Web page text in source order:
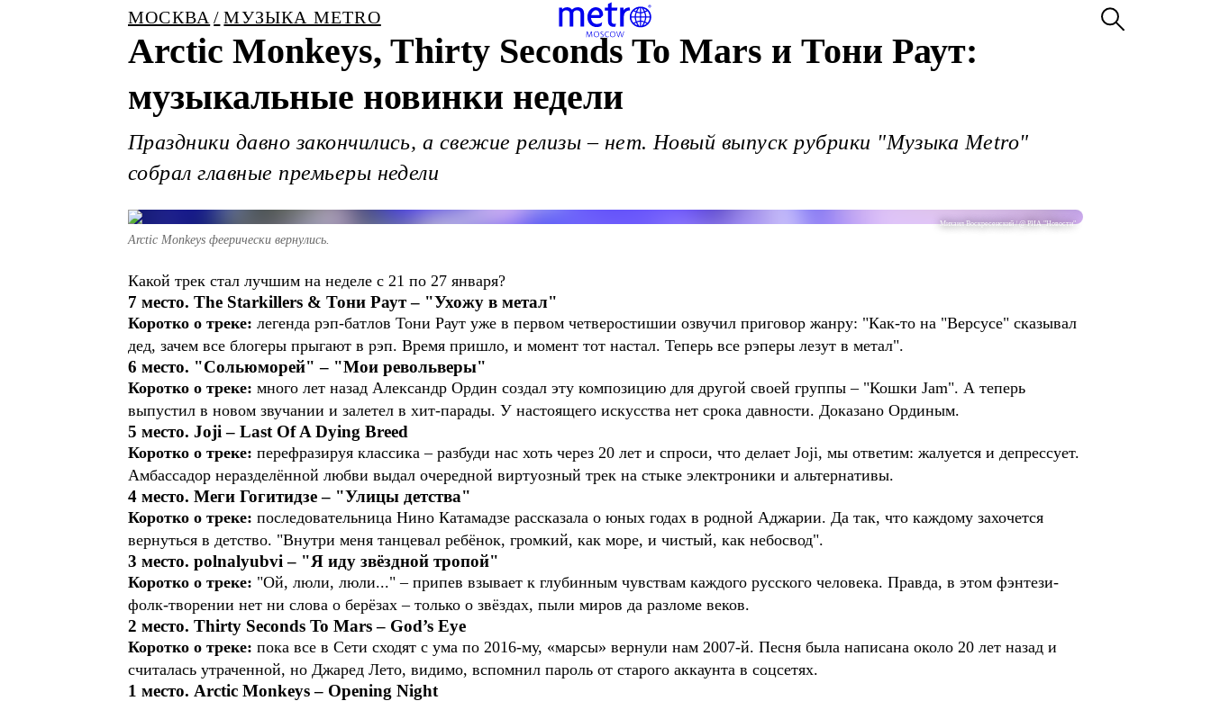
МОСКВА МУЗЫКА METRO
Arctic Monkeys, Thirty Seconds To Mars и Тони Раут:
музыкальные новинки недели
Праздники давно закончились, а свежие релизы – нет. Новый выпуск рубрики "Музыка Metro"
собрал главные премьеры недели
Михаил Воскресенский / @ РИА "Новости"
Arctic Monkeys феерически вернулись.
Какой трек стал лучшим на неделе с 21 по 27 января?
7 место. The Starkillers & Тони Раут – "Ухожу в метал"
Коротко о треке: легенда рэп-батлов Тони Раут уже в первом четверостишии озвучил приговор жанру: "Как-то на "Версусе" сказывал
дед, зачем все блогеры прыгают в рэп. Время пришло, и момент тот настал. Теперь все рэперы лезут в метал".
6 место. "Сольюморей" – "Мои револьверы"
Коротко о треке: много лет назад Александр Ордин создал эту композицию для другой своей группы – "Кошки Jam". А теперь
выпустил в новом звучании и залетел в хит-парады. У настоящего искусства нет срока давности. Доказано Ординым.
5 место. Joji – Last Of A Dying Breed
Коротко о треке: перефразируя классика – разбуди нас хоть через 20 лет и спроси, что делает Joji, мы ответим: жалуется и депрессует.
Амбассадор неразделённой любви выдал очередной виртуозный трек на стыке электроники и альтернативы.
4 место. Меги Гогитидзе – "Улицы детства"
Коротко о треке: последовательница Нино Катамадзе рассказала о юных годах в родной Аджарии. Да так, что каждому захочется
вернуться в детство. "Внутри меня танцевал ребёнок, громкий, как море, и чистый, как небосвод".
3 место. polnalyubvi – "Я иду звёздной тропой"
Коротко о треке: "Ой, люли, люли..." – припев взывает к глубинным чувствам каждого русского человека. Правда, в этом фэнтези-
фолк-творении нет ни слова о берёзах – только о звёздах, пыли миров да разломе веков.
2 место. Thirty Seconds To Mars – God’s Eye
Коротко о треке: пока все в Сети сходят с ума по 2016-му, «марсы» вернули нам 2007-й. Песня была написана около 20 лет назад и
считалась утраченной, но Джаред Лето, видимо, вспомнил пароль от старого аккаунта в соцсетях.
1 место. Arctic Monkeys – Opening Night